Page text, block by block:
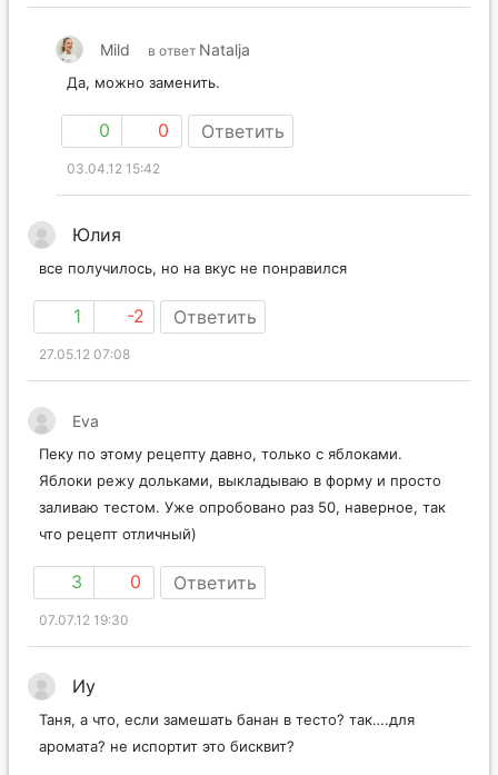
Mild в ответ Natalja
Да, можно заменить.
0 0 Ответить
03.04.12 15:42
Юлия
все получилось, но на вкус не понравился
1 -2 Ответить
27.05.12 07:08
Eva
Пеку по этому рецепту давно, только с яблоками.
Яблоки режу дольками, выкладываю в форму и просто
заливаю тестом. Уже опробовано раз 50, наверное, так
что рецепт отличный)
3 0 Ответить
07.07.12 19:30
Иу
Таня, а что, если замешать банан в тесто? так….для
аромата? не испортит это бисквит?